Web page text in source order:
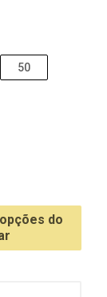
50
do